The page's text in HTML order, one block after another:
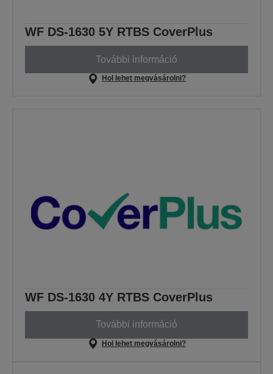
WF DS-1630 5Y RTBS CoverPlus
További információ
Hol lehet megvásárolni?
WF DS-1630 4Y RTBS CoverPlus
További információ
Hol lehet megvásárolni?